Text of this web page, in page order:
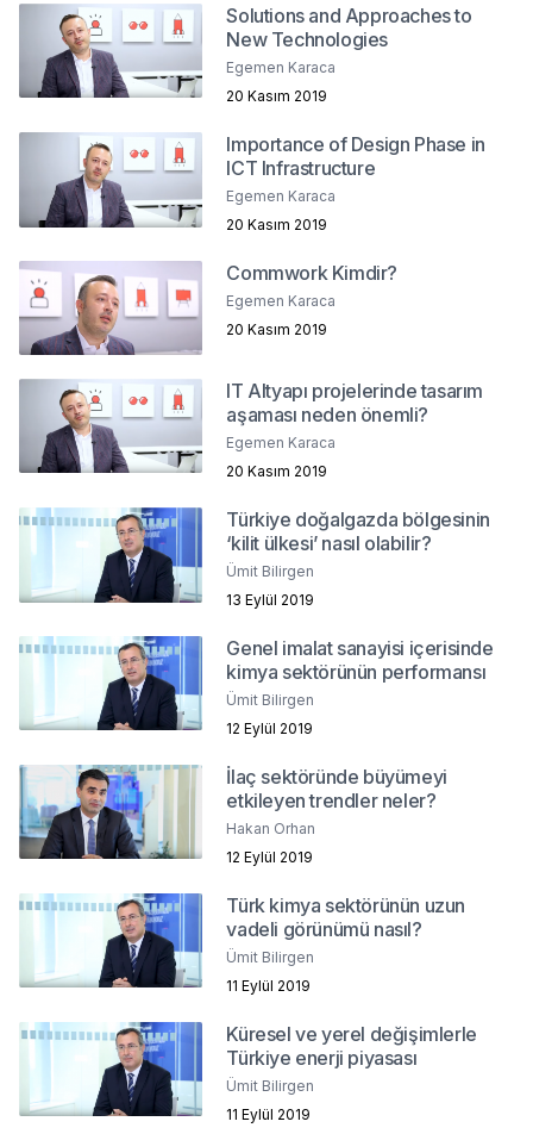
Solutions and Approaches to
New Technologies
Egemen Karaca
20 Kasım 2019
Importance of Design Phase in
ICT Infrastructure
Egemen Karaca
20 Kasım 2019
Commwork Kimdir?
Egemen Karaca
20 Kasım 2019
IT Altyapı projelerinde tasarım
aşaması neden önemli?
Egemen Karaca
20 Kasım 2019
Türkiye doğalgazda bölgesinin
‘kilit ülkesi’ nasıl olabilir?
Ümit Bilirgen
13 Eylül 2019
Genel imalat sanayisi içerisinde
kimya sektörünün performansı
Ümit Bilirgen
12 Eylül 2019
İlaç sektöründe büyümeyi
etkileyen trendler neler?
Hakan Orhan
12 Eylül 2019
Türk kimya sektörünün uzun
vadeli görünümü nasıl?
Ümit Bilirgen
11 Eylül 2019
Küresel ve yerel değişimlerle
Türkiye enerji piyasası
Ümit Bilirgen
11 Eylül 2019